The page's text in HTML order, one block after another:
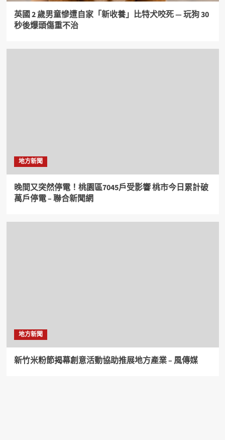
英國 2 歲男童慘遭自家「新收養」比特犬咬死 — 玩狗 30
秒後爆頭傷重不治
地方新聞
晚間又突然停電！桃園區7045戶受影響 桃市今日累計破
萬戶停電 – 聯合新聞網
地方新聞
新竹米粉節揭幕創意活動協助推展地方產業 – 風傳媒